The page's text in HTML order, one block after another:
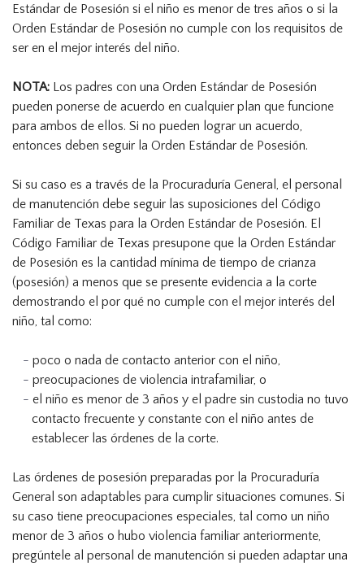
Estándar de Posesión si el niño es menor de tres años o si la
Orden Estándar de Posesión no cumple con los requisitos de
ser en el mejor interés del niño.
NOTA: Los padres con una Orden Estándar de Posesión
pueden ponerse de acuerdo en cualquier plan que funcione
para ambos de ellos. Si no pueden lograr un acuerdo,
entonces deben seguir la Orden Estándar de Posesión.
Si su caso es a través de la Procuraduría General, el personal
de manutención debe seguir las suposiciones del Código
Familiar de Texas para la Orden Estándar de Posesión. El
Código Familiar de Texas presupone que la Orden Estándar
de Posesión es la cantidad mínima de tiempo de crianza
(posesión) a menos que se presente evidencia a la corte
demostrando el por qué no cumple con el mejor interés del
niño, tal como:
poco o nada de contacto anterior con el niño,
preocupaciones de violencia intrafamiliar, o
el niño es menor de 3 años y el padre sin custodia no tuvo
contacto frecuente y constante con el niño antes de
establecer las órdenes de la corte.
Las órdenes de posesión preparadas por la Procuraduría
General son adaptables para cumplir situaciones comunes. Si
su caso tiene preocupaciones especiales, tal como un niño
menor de 3 años o hubo violencia familiar anteriormente,
pregúntele al personal de manutención si pueden adaptar una